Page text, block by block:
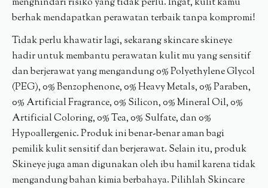
berhak mendapatkan perawatan terbaik tanpa kompromi!
Tidak perlu khawatir lagi, sekarang skincare skineye
hadir untuk membantu perawatan kulit mu yang sensitif
dan berjerawat yang mengandung 0% Polyethylene Glycol
(PEG), 0% Benzophenone, 0% Heavy Metals, 0% Paraben,
0% Artificial Fragrance, 0% Silicon, 0% Mineral Oil, 0%
Artificial Coloring, 0% Tea, 0% Sulfate, dan 0%
Hypoallergenic. Produk ini benar-benar aman bagi
pemilik kulit sensitif dan berjerawat. Selain itu, produk
Skineye juga aman digunakan oleh ibu hamil karena tidak
mengandung bahan kimia berbahaya. Pilihlah Skincare